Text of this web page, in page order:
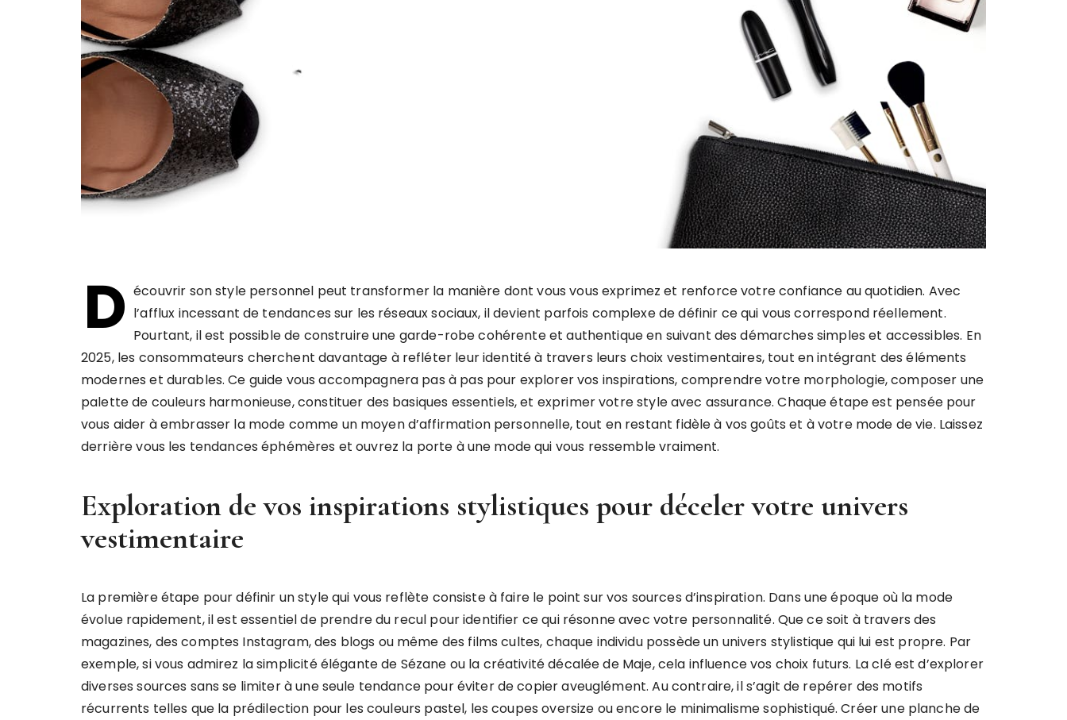
D écouvrir son style personnel peut transformer la manière dont vous vous exprimez et renforce votre confiance au quotidien. Avec
l’afflux incessant de tendances sur les réseaux sociaux, il devient parfois complexe de définir ce qui vous correspond réellement.
Pourtant, il est possible de construire une garde-robe cohérente et authentique en suivant des démarches simples et accessibles. En
2025, les consommateurs cherchent davantage à refléter leur identité à travers leurs choix vestimentaires, tout en intégrant des éléments
modernes et durables. Ce guide vous accompagnera pas à pas pour explorer vos inspirations, comprendre votre morphologie, composer une
palette de couleurs harmonieuse, constituer des basiques essentiels, et exprimer votre style avec assurance. Chaque étape est pensée pour
vous aider à embrasser la mode comme un moyen d’affirmation personnelle, tout en restant fidèle à vos goûts et à votre mode de vie. Laissez
derrière vous les tendances éphémères et ouvrez la porte à une mode qui vous ressemble vraiment.
Exploration de vos inspirations stylistiques pour déceler votre univers
vestimentaire
La première étape pour définir un style qui vous reflète consiste à faire le point sur vos sources d’inspiration. Dans une époque où la mode
évolue rapidement, il est essentiel de prendre du recul pour identifier ce qui résonne avec votre personnalité. Que ce soit à travers des
magazines, des comptes Instagram, des blogs ou même des films cultes, chaque individu possède un univers stylistique qui lui est propre. Par
exemple, si vous admirez la simplicité élégante de Sézane ou la créativité décalée de Maje, cela influence vos choix futurs. La clé est d’explorer
diverses sources sans se limiter à une seule tendance pour éviter de copier aveuglément. Au contraire, il s’agit de repérer des motifs
récurrents telles que la prédilection pour les couleurs pastel, les coupes oversize ou encore le minimalisme sophistiqué. Créer une planche de